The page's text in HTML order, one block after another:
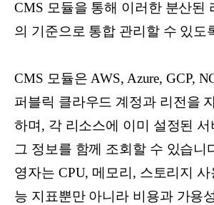
CMS 모듈을 통해 이러한 분산된
의 기준으로 통합 관리할 수 있도
CMS 모듈은 AWS, Azure, GCP,
퍼블릭 클라우드 계정과 리전을
하며, 각 리소스에 이미 설정된 서
그 정보를 함께 조회할 수 있습니
영자는 CPU, 메모리, 스토리지
능 지표뿐만 아니라 비용과 가용